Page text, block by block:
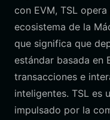
con EVM, TSL
ecosistema de la
que significa que
estándar basada en
transacciones e
inteligentes. TSL es
impulsado por la